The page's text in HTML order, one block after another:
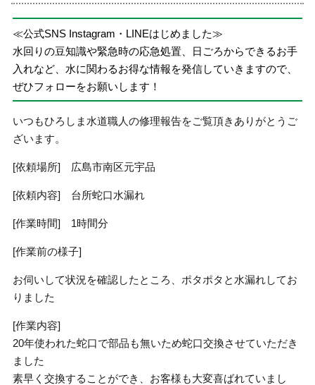
≪公式SNS Instagram・LINEはじめました≫
水回りの豆知識や緊急時の応急処置、日ごろからできるお手
入れなど、水に関わるお得な情報を発信していきますので、
ぜひフォローをお願いします！
いつもひろしま水道職人の修理報告をご覧頂きありがとうご
ざいます。
[依頼場所] 広島市南区元宇品
[依頼内容] 台所蛇口水漏れ
[作業時間] 1時間分
[作業前の様子]
お伺いして状況を確認したところ、ポタポタと水漏れしてお
りました
[作業内容]
20年使われた蛇口で部品も無いため蛇口交換させていただき
ました
素早く交換することができ、お客様も大変喜ばれていまし